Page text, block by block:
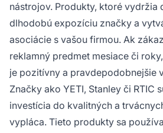
nástrojov. Produkty, ktoré vydržia
dlhodobú expozíciu značky a
asociácie s vašou firmou. Ak
reklamný predmet mesiace či
je pozitívny a pravdepodobnejšie
Značky ako YETI, Stanley či RTIC
investícia do kvalitných a
vypláca. Tieto produkty sa